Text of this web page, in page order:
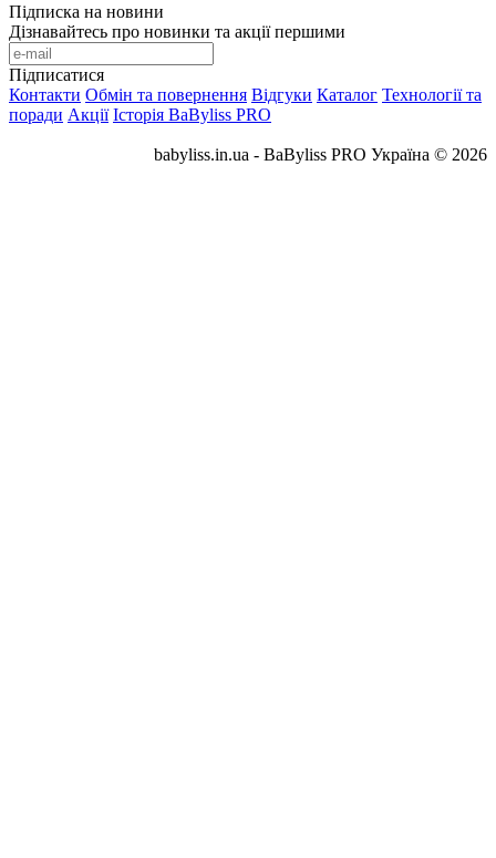
Підписка на новини
Дізнавайтесь про новинки та акції першими
Підписатися
Контакти Обмін та повернення Відгуки Каталог Технології та
поради Акції Історія BaByliss PRO
babyliss.in.ua - BaByliss PRO Україна © 2026